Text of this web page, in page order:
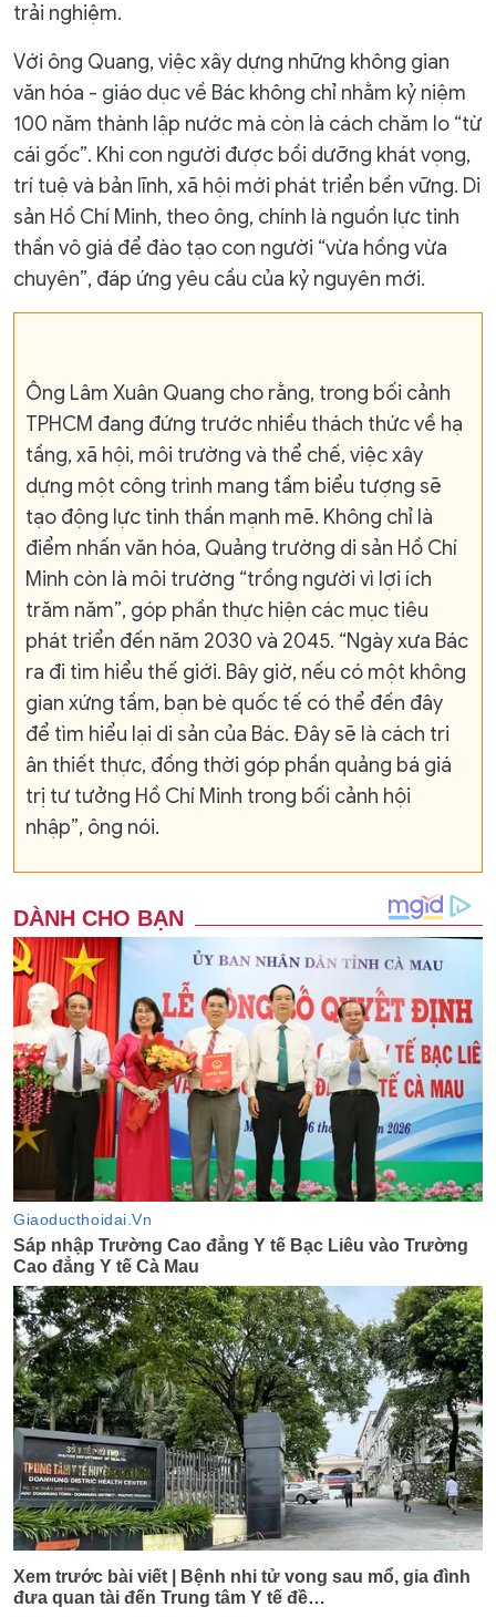
trải nghiệm.
Với ông Quang, việc xây dựng những không gian
văn hóa - giáo dục về Bác không chỉ nhằm kỷ niệm
100 năm thành lập nước mà còn là cách chăm lo “từ
cái gốc”. Khi con người được bồi dưỡng khát vọng,
trí tuệ và bản lĩnh, xã hội mới phát triển bền vững. Di
sản Hồ Chí Minh, theo ông, chính là nguồn lực tinh
thần vô giá để đào tạo con người “vừa hồng vừa
chuyên”, đáp ứng yêu cầu của kỷ nguyên mới.
Ông Lâm Xuân Quang cho rằng, trong bối cảnh
TPHCM đang đứng trước nhiều thách thức về hạ
tầng, xã hội, môi trường và thể chế, việc xây
dựng một công trình mang tầm biểu tượng sẽ
tạo động lực tinh thần mạnh mẽ. Không chỉ là
điểm nhấn văn hóa, Quảng trường di sản Hồ Chí
Minh còn là môi trường “trồng người vì lợi ích
trăm năm”, góp phần thực hiện các mục tiêu
phát triển đến năm 2030 và 2045. “Ngày xưa Bác
ra đi tìm hiểu thế giới. Bây giờ, nếu có một không
gian xứng tầm, bạn bè quốc tế có thể đến đây
để tìm hiểu lại di sản của Bác. Đây sẽ là cách tri
ân thiết thực, đồng thời góp phần quảng bá giá
trị tư tưởng Hồ Chí Minh trong bối cảnh hội
nhập”, ông nói.